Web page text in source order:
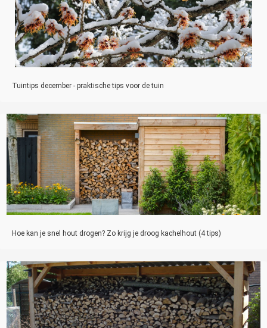
Tuintips december - praktische tips voor de tuin
Hoe kan je snel hout drogen? Zo krijg je droog kachelhout (4 tips)